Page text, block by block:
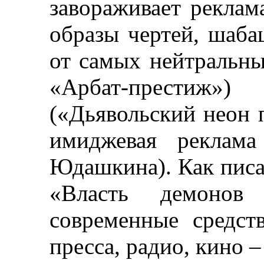
завораживает
образы чертей,
от самых
«Арбат-
(«Дьявольский
имиджевая
Юдашкина). Как
«Власть
современные
пресса, радио, кино–